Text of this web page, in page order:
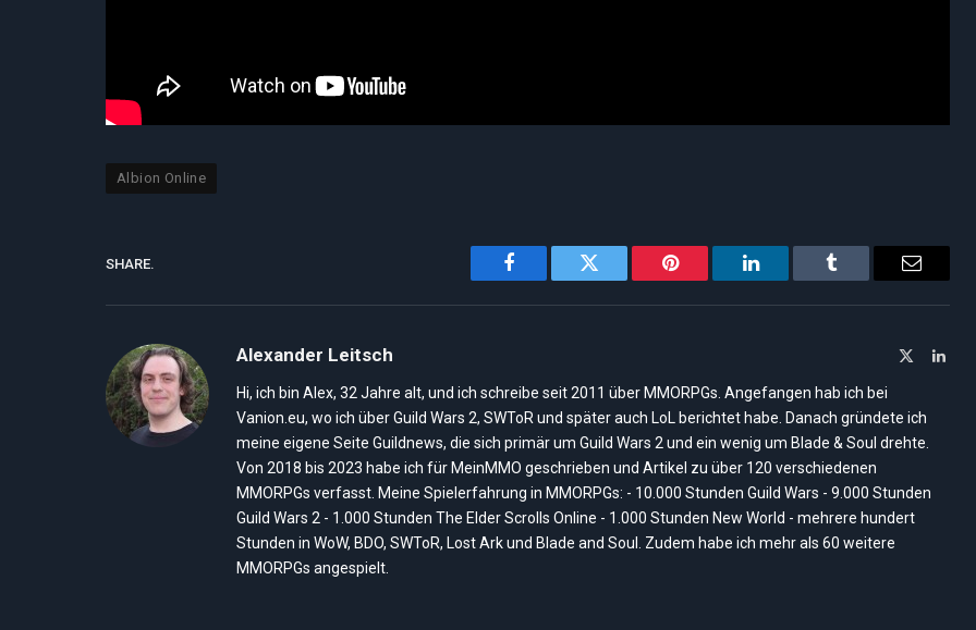
Albion Online
SHARE.
Facebook Twitter Pinterest LinkedIn Tumblr Email
Alexander Leitsch
Hi, ich bin Alex, 32 Jahre alt, und ich schreibe seit 2011 über MMORPGs. Angefangen hab ich bei
Vanion.eu, wo ich über Guild Wars 2, SWToR und später auch LoL berichtet habe. Danach gründete ich
meine eigene Seite Guildnews, die sich primär um Guild Wars 2 und ein wenig um Blade & Soul drehte.
Von 2018 bis 2023 habe ich für MeinMMO geschrieben und Artikel zu über 120 verschiedenen
MMORPGs verfasst. Meine Spielerfahrung in MMORPGs: - 10.000 Stunden Guild Wars - 9.000 Stunden
Guild Wars 2 - 1.000 Stunden The Elder Scrolls Online - 1.000 Stunden New World - mehrere hundert
Stunden in WoW, BDO, SWToR, Lost Ark und Blade and Soul. Zudem habe ich mehr als 60 weitere
MMORPGs angespielt.